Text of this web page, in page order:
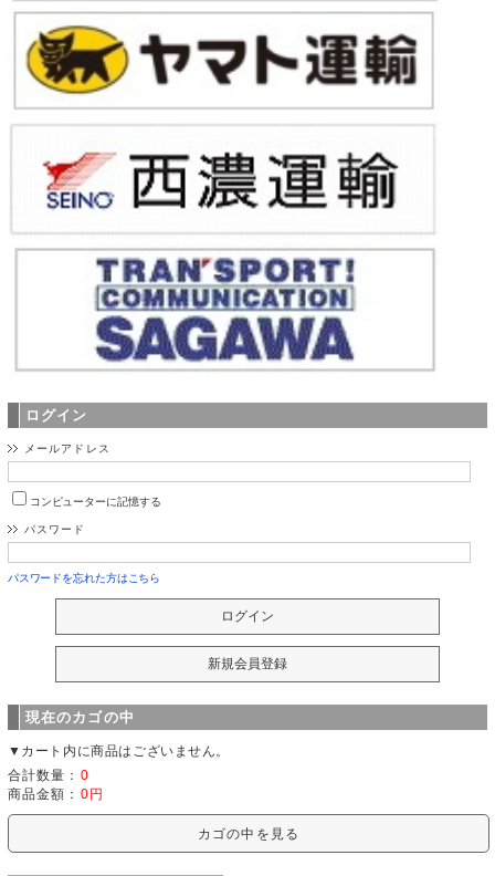
ログイン
メールアドレス
コンピューターに記憶する
パスワード
パスワードを忘れた方はこちら
現在のカゴの中
▼カート内に商品はございません。
合計数量： 0
商品金額： 0円
カゴの中を見る